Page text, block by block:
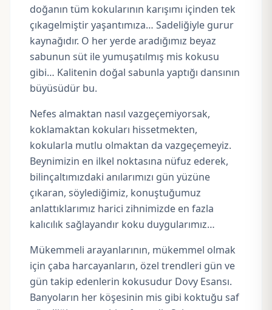
doğanın tüm kokularının karışımı içinden tek
çıkagelmiştir yaşantımıza… Sadeliğiyle gurur
kaynağıdır. O her yerde aradığımız beyaz
sabunun süt ile yumuşatılmış mis kokusu
gibi… Kalitenin doğal sabunla yaptığı dansının
büyüsüdür bu.
Nefes almaktan nasıl vazgeçemiyorsak,
koklamaktan kokuları hissetmekten,
kokularla mutlu olmaktan da vazgeçemeyiz.
Beynimizin en ilkel noktasına nüfuz ederek,
bilinçaltımızdaki anılarımızı gün yüzüne
çıkaran, söylediğimiz, konuştuğumuz
anlattıklarımız harici zihnimizde en fazla
kalıcılık sağlayandır koku duygularımız…
Mükemmeli arayanlarının, mükemmel olmak
için çaba harcayanların, özel trendleri gün ve
gün takip edenlerin kokusudur Dovy Esansı.
Banyoların her köşesinin mis gibi koktuğu saf